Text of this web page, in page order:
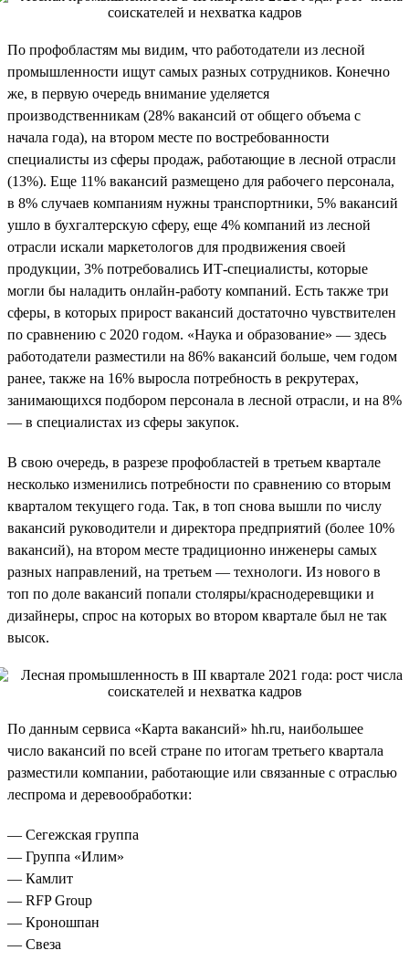
По профобластям мы видим, что работодатели из лесной
промышленности ищут самых разных сотрудников. Конечно
же, в первую очередь внимание уделяется
производственникам (28% вакансий от общего объема с
начала года), на втором месте по востребованности
специалисты из сферы продаж, работающие в лесной отрасли
(13%). Еще 11% вакансий размещено для рабочего персонала,
в 8% случаев компаниям нужны транспортники, 5% вакансий
ушло в бухгалтерскую сферу, еще 4% компаний из лесной
отрасли искали маркетологов для продвижения своей
продукции, 3% потребовались ИТ-специалисты, которые
могли бы наладить онлайн-работу компаний. Есть также три
сферы, в которых прирост вакансий достаточно чувствителен
по сравнению с 2020 годом. «Наука и образование» — здесь
работодатели разместили на 86% вакансий больше, чем годом
ранее, также на 16% выросла потребность в рекрутерах,
занимающихся подбором персонала в лесной отрасли, и на 8%
— в специалистах из сферы закупок.
В свою очередь, в разрезе профобластей в третьем квартале
несколько изменились потребности по сравнению со вторым
кварталом текущего года. Так, в топ снова вышли по числу
вакансий руководители и директора предприятий (более 10%
вакансий), на втором месте традиционно инженеры самых
разных направлений, на третьем — технологи. Из нового в
топ по доле вакансий попали столяры/краснодеревщики и
дизайнеры, спрос на которых во втором квартале был не так
высок.
По данным сервиса «Карта вакансий» hh.ru, наибольшее
число вакансий по всей стране по итогам третьего квартала
разместили компании, работающие или связанные с отраслью
леспрома и деревообработки:
— Сегежская группа
— Группа «Илим»
— Камлит
— RFP Group
— Кроношпан
— Свеза